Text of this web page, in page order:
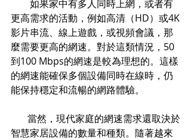
更高需求的活動，例如高清（HD）或4K
影片串流、線上遊戲，或視頻會議，那
麼需要更高的網速。對於這類情況，50
到100 Mbps的網速是較為理想的。這樣
的網速能確保多個設備同時在線時，仍
能保持穩定和流暢的網路體驗。
智慧家居設備的數量和種類。隨著越來